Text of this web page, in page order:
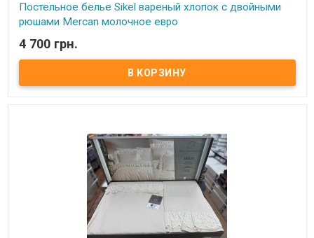
Постельное белье Sikel вареный хлопок с двойными
рюшами Mercan молочное евро
В наличии
Постельное белье из вареного хлопка с двойными рюшами
Mercan Размер евро: пододеяльник: 200х220 см простынь:
240х260 см наволочки: 2 шт 50х70 см гладкие наволочки: 2 шт
4 700 грн.